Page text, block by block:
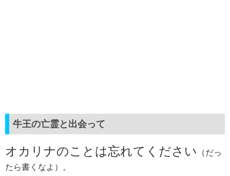
牛王の亡霊と出会って
オカリナのことは忘れてください
（だっ
たら書くなよ）。